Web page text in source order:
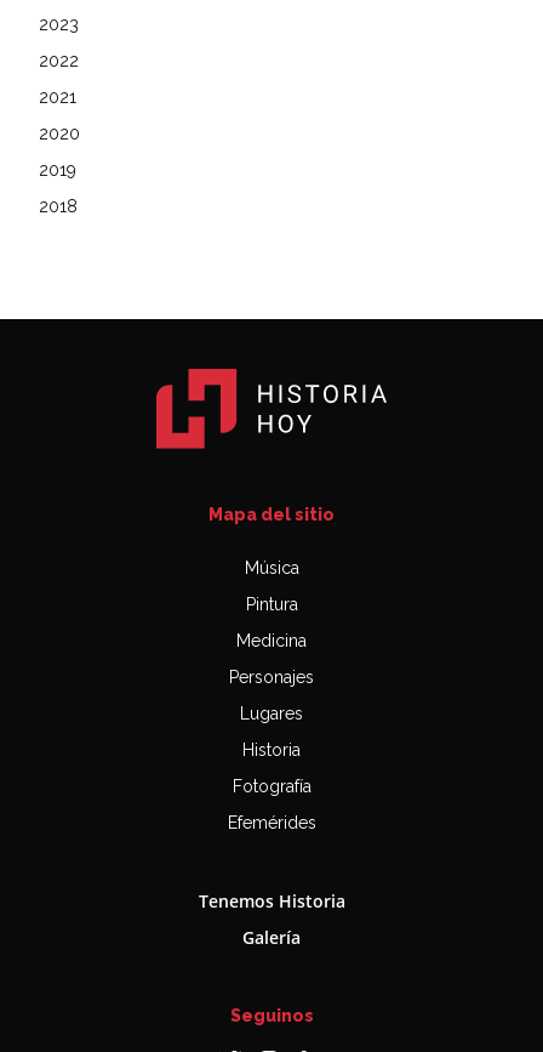
2023
2022
2021
2020
2019
2018
Mapa del sitio
Música
Pintura
Medicina
Personajes
Lugares
Historia
Fotografía
Efemérides
Tenemos Historia
Galería
Seguinos